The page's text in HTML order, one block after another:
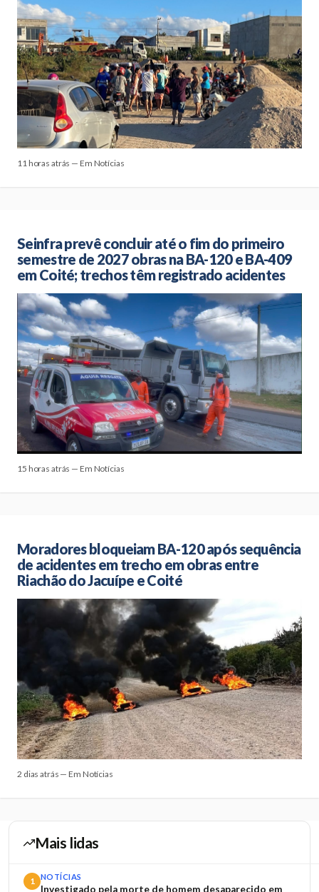
11 horas atrás — Em Notícias
Seinfra prevê concluir até o fim do primeiro
semestre de 2027 obras na BA-120 e BA-409
em Coité; trechos têm registrado acidentes
15 horas atrás — Em Notícias
Moradores bloqueiam BA-120 após sequência
de acidentes em trecho em obras entre
Riachão do Jacuípe e Coité
2 dias atrás — Em Notícias
Mais lidas
1 NOTÍCIAS
Investigado pela morte de homem desaparecido em